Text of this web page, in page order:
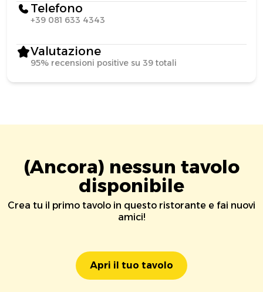
Telefono
+39 081 633 4343
Valutazione
95% recensioni positive su 39 totali
(Ancora) nessun tavolo
disponibile
Crea tu il primo tavolo in questo ristorante e fai nuovi
amici!
Apri il tuo tavolo